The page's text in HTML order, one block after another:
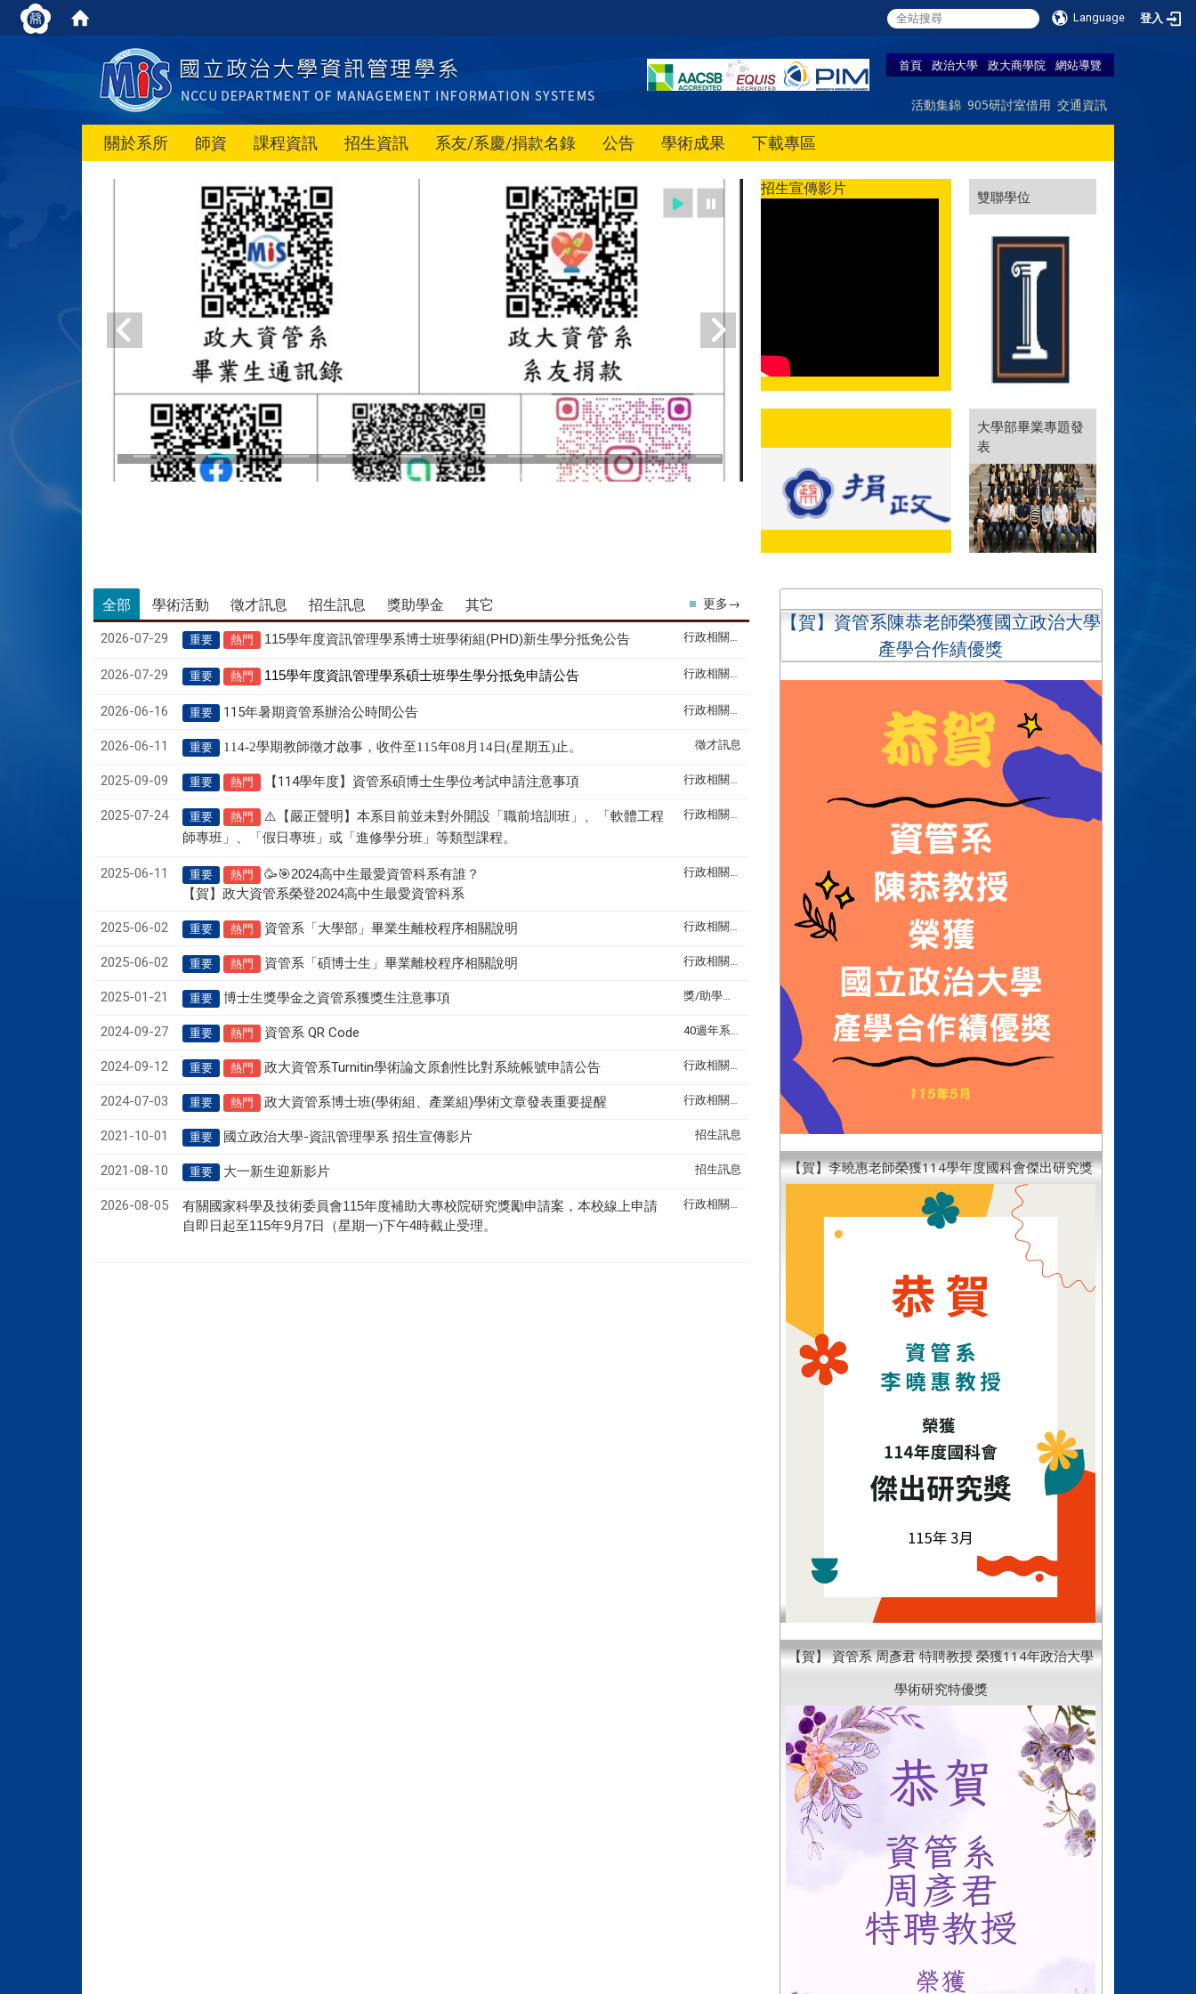
Language 登入
首頁 政治大學 政大商學院 網站導覽
活動集錦 905研討室借用 交通資訊
關於系所 師資 課程資訊 招生資訊 系友/系慶/捐款名錄 公告 學術成果 下載專區
招生宣傳影片 雙聯學位
大學部畢業專題發
表
全部 學術活動 徵才訊息 招生訊息 獎助學金 其它
2026-07-29 重要 熱門 115學年度資訊管理學系博士班學術組(PHD)新生學分抵免公告 行政相關訊息
2026-07-29 重要 熱門 115學年度資訊管理學系碩士班學生學分抵免申請公告 行政相關訊息
2026-06-16 重要 115年暑期資管系辦洽公時間公告 行政相關訊息
2026-06-11 重要 114-2學期教師徵才啟事，收件至115年08月14日(星期五)止。 徵才訊息
2025-09-09 重要 熱門 【114學年度】資管系碩博士生學位考試申請注意事項 行政相關訊息
2025-07-24 重要 熱門 ⚠
【嚴正聲明】本系目前並未對外開設「職前培訓班」、「軟體工程
師專班」、「假日專班」或「進修學分班」等類型課程。
行政相關訊息
2025-06-11 重要 熱門 🥳🎯2024高中生最愛資管科系有誰？
【賀】政大資管系榮登2024高中生最愛資管科系
行政相關訊息
2025-06-02 重要 熱門 資管系「大學部」畢業生離校程序相關說明 行政相關訊息
2025-06-02 重要 熱門 資管系「碩博士生」畢業離校程序相關說明 行政相關訊息
2025-01-21 重要 博士生獎學金之資管系獲獎生注意事項 獎/助學金公告
2024-09-27 重要 熱門 資管系 QR Code 40週年系慶
2024-09-12 重要 熱門 政大資管系Turnitin學術論文原創性比對系統帳號申請公告 行政相關訊息
2024-07-03 重要 熱門 政大資管系博士班(學術組、產業組)學術文章發表重要提醒 行政相關訊息
2021-10-01 重要 國立政治大學-資訊管理學系 招生宣傳影片 招生訊息
2021-08-10 重要 大一新生迎新影片 招生訊息
2026-08-05 有關國家科學及技術委員會115年度補助大專校院研究獎勵申請案，本校線上申請
自即日起至115年9月7日（星期一)下午4時截止受理。
行政相關訊息
更多→
【賀】資管系陳恭老師榮獲國立政治大學
產學合作績優獎
【賀】李曉惠老師榮獲114學年度國科會傑出研究獎
【賀】 資管系 周彥君 特聘教授 榮獲114年政治大學
學術研究特優獎